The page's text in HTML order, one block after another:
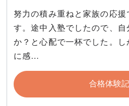
努力の積み重ねと家族の応
す。途中入塾でしたので、
か？と心配で一杯でした。
に感…
合格体験